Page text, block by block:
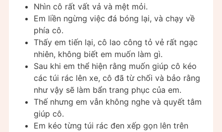
Nhìn cô rất vất vả và mệt mỏi.
Em liền ngừng việc đá bóng lại, và chạy về
phía cô.
Thấy em tiến lại, cô lao công tỏ vẻ rất ngạc
nhiên, không biết em muốn làm gì.
Sau khi em thể hiện rằng muốn giúp cô kéo
các túi rác lên xe, cô đã từ chối và bảo rằng
như vậy sẽ làm bẩn trang phục của em.
Thế nhưng em vẫn không nghe và quyết tâm
giúp cô.
Em kéo từng túi rác đen xếp gọn lên trên